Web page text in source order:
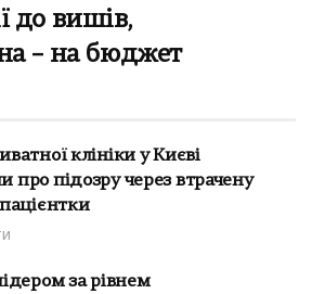
до вишів,
– на бюджет
клініки у Києві
про підозру через втрачену
пацієнтки
за рівнем